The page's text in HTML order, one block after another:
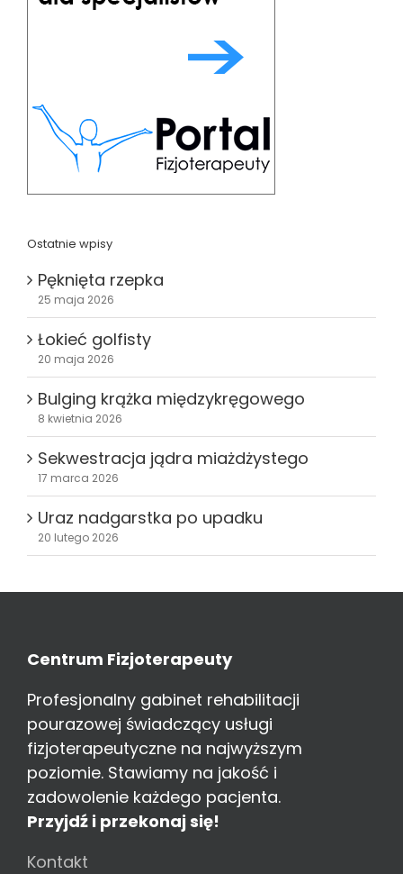
Ostatnie wpisy
Pęknięta rzepka
25 maja 2026
Łokieć golfisty
20 maja 2026
Bulging krążka międzykręgowego
8 kwietnia 2026
Sekwestracja jądra miażdżystego
17 marca 2026
Uraz nadgarstka po upadku
20 lutego 2026
Centrum Fizjoterapeuty
Profesjonalny gabinet rehabilitacji
pourazowej świadczący usługi
fizjoterapeutyczne na najwyższym
poziomie. Stawiamy na jakość i
zadowolenie każdego pacjenta.
Przyjdź i przekonaj się!
Kontakt